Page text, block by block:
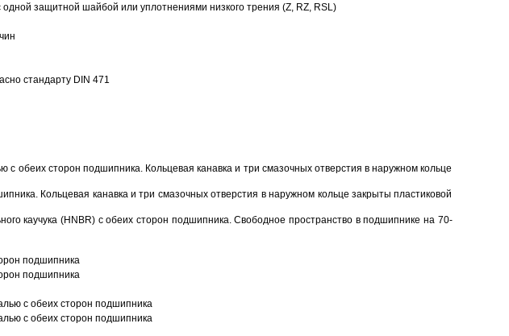
защитной шайбой или уплотнениями низкого трения (Z, RZ, RSL)
стандарту DIN 471
с обеих сторон подшипника. Кольцевая канавка и три смазочных отверстия в наружном кольце
Кольцевая канавка и три смазочных отверстия в наружном кольце закрыты пластиковой
каучука (HNBR) с обеих сторон подшипника. Свободное пространство в подшипнике на 70-
подшипника
подшипника
с обеих сторон подшипника
с обеих сторон подшипника